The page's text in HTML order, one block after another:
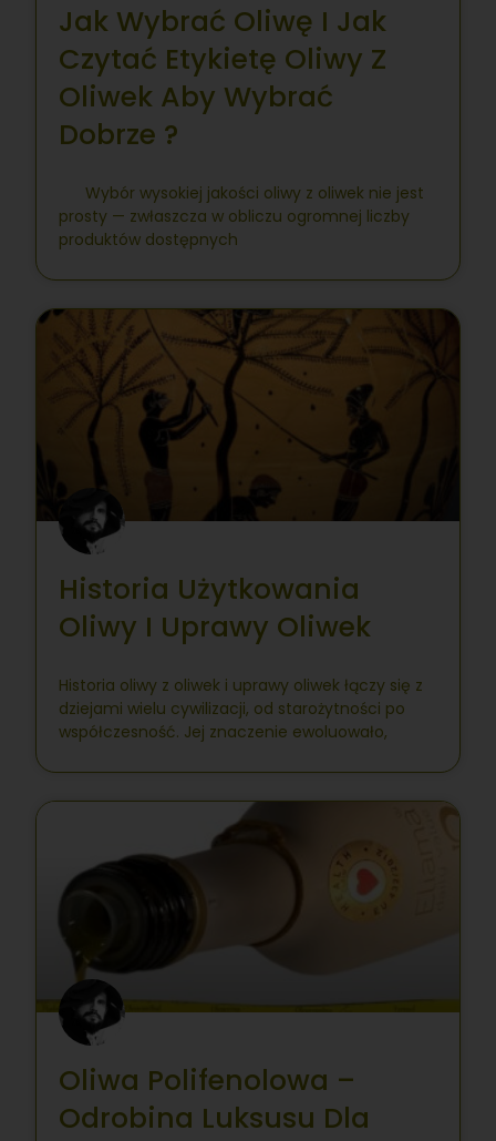
Jak Wybrać Oliwę I Jak
Czytać Etykietę Oliwy Z
Oliwek Aby Wybrać
Dobrze ?
Wybór wysokiej jakości oliwy z oliwek nie jest
prosty — zwłaszcza w obliczu ogromnej liczby
produktów dostępnych
Historia Użytkowania
Oliwy I Uprawy Oliwek
Historia oliwy z oliwek i uprawy oliwek łączy się z
dziejami wielu cywilizacji, od starożytności po
współczesność. Jej znaczenie ewoluowało,
Oliwa Polifenolowa –
Odrobina Luksusu Dla